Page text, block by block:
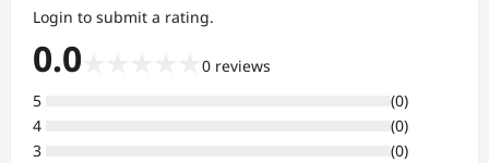
Login to submit a rating.
0.0 0 reviews
5
(0)
4
(0)
3
(0)